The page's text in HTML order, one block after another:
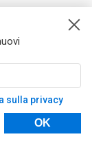
sulla privacy
OK